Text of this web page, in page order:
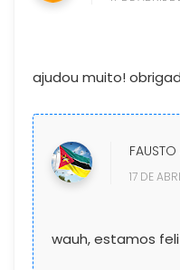
ajudou muito!
17 DE
wauh, estamos